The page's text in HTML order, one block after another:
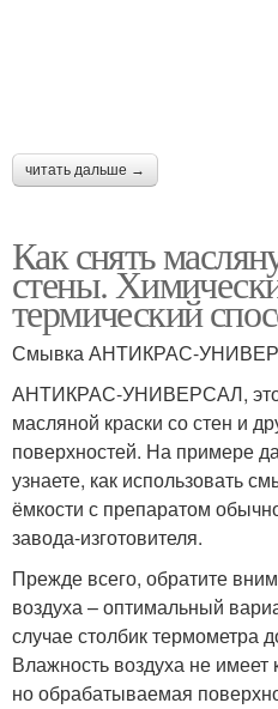
читать дальше →
Как снять
стены.
термический
Смывка АНТИКРАС-
АНТИКРАС-УНИВЕРСАЛ, это
масляной краски со стен и
поверхностей. На примере
узнаете, как использовать
ёмкости с препаратом
завода-изготовителя.
Прежде всего, обратите
воздуха – оптимальный
случае столбик термометра
Влажность воздуха не имеет
но обрабатываемая